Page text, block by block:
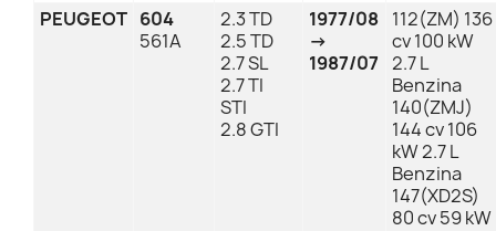
PEUGEOT 604
561A
2.3 TD
2.5 TD
2.7 SL
2.7 TI
STI
2.8 GTI
1977/08
→
1987/07
112(ZM) 136
cv 100 kW
2.7 L
Benzina
140(ZMJ)
144 cv 106
kW 2.7 L
Benzina
147(XD2S)
80 cv 59 kW